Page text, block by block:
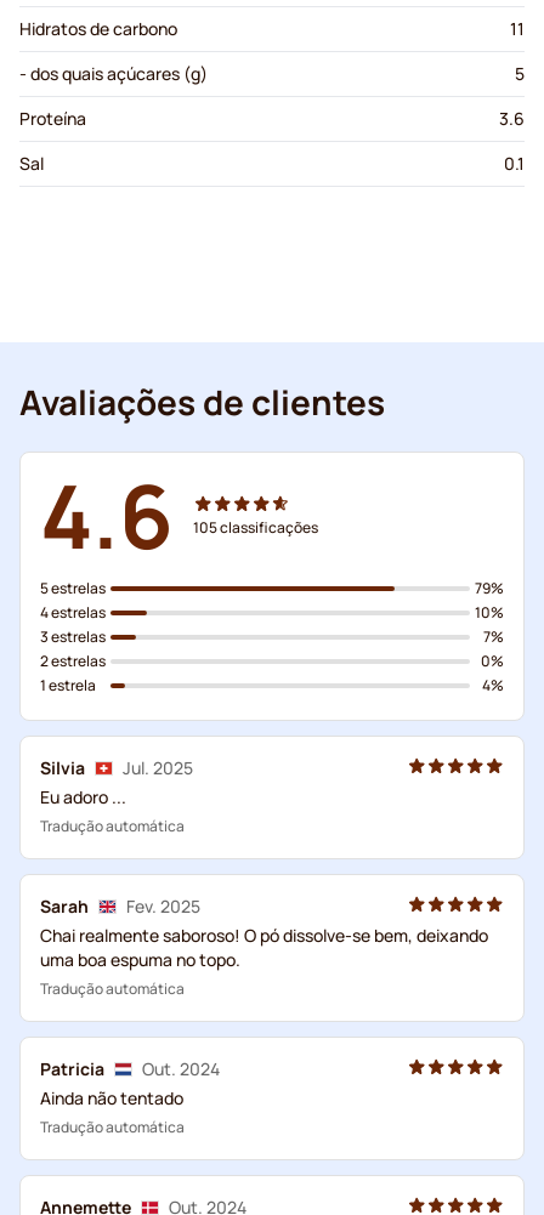
Hidratos de carbono
11
- dos quais açúcares (g)
5
Proteína
3.6
Sal
0.1
Avaliações de clientes
4.6 105classificações
5 estrelas
4 estrelas
3 estrelas
2 estrelas
1 estrela
79%
10%
7%
0%
4%
Silvia
Jul. 2025
Eu adoro ...
Tradução automática
Sarah
Fev. 2025
Chai realmente saboroso! O pó dissolve-se bem, deixando
uma boa espuma no topo.
Tradução automática
Patricia
Out. 2024
Ainda não tentado
Tradução automática
Annemette
Out. 2024